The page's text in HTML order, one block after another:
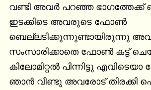
വണ്ടി അവർ പറഞ്ഞ ഭാഗത്തേക്ക്
ഇടക്കിടെ അവരുടെ ഫോൺ
ബെല്ലടിക്കുന്നുണ്ടായിരുന്നു
സംസാരിക്കാതെ ഫോൺ കട്ട്
കിലോമിറ്റൽ പിന്നിട്ടു
ഞാൻ വീണ്ടു അവരോട് തിരക്കി